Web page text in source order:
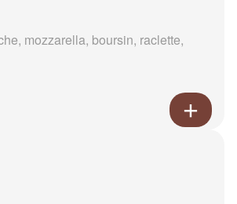
mozzarella, boursin, raclette,